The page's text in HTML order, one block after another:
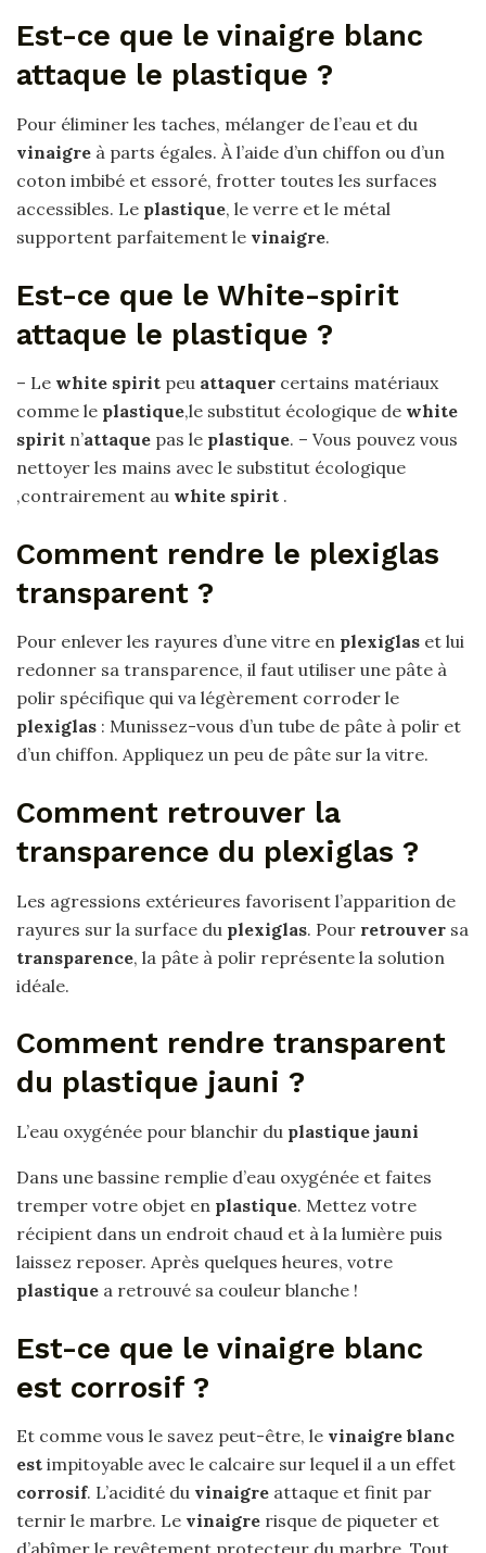
Est-ce que le vinaigre blanc
attaque le plastique ?
Pour éliminer les taches, mélanger de l’eau et du
vinaigre à parts égales. À l’aide d’un chiffon ou d’un
coton imbibé et essoré, frotter toutes les surfaces
accessibles. Le plastique, le verre et le métal
supportent parfaitement le vinaigre.
Est-ce que le White-spirit
attaque le plastique ?
– Le white spirit peu attaquer certains matériaux
comme le plastique,le substitut écologique de white
spirit n’attaque pas le plastique. – Vous pouvez vous
nettoyer les mains avec le substitut écologique
,contrairement au white spirit .
Comment rendre le plexiglas
transparent ?
Pour enlever les rayures d’une vitre en plexiglas et lui
redonner sa transparence, il faut utiliser une pâte à
polir spécifique qui va légèrement corroder le
plexiglas : Munissez-vous d’un tube de pâte à polir et
d’un chiffon. Appliquez un peu de pâte sur la vitre.
Comment retrouver la
transparence du plexiglas ?
Les agressions extérieures favorisent l’apparition de
rayures sur la surface du plexiglas. Pour retrouver sa
transparence, la pâte à polir représente la solution
idéale.
Comment rendre transparent
du plastique jauni ?
L’eau oxygénée pour blanchir du plastique jauni
Dans une bassine remplie d’eau oxygénée et faites
tremper votre objet en plastique. Mettez votre
récipient dans un endroit chaud et à la lumière puis
laissez reposer. Après quelques heures, votre
plastique a retrouvé sa couleur blanche !
Est-ce que le vinaigre blanc
est corrosif ?
Et comme vous le savez peut-être, le vinaigre blanc
est impitoyable avec le calcaire sur lequel il a un effet
corrosif. L’acidité du vinaigre attaque et finit par
ternir le marbre. Le vinaigre risque de piqueter et